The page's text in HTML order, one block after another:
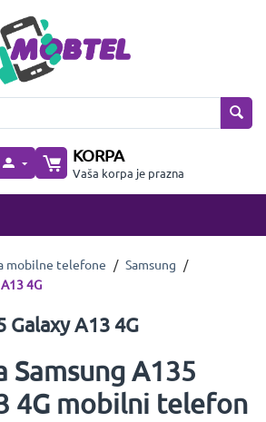
KORPA
Vaša korpa je prazna
mobilne telefone / Samsung /
4G
Galaxy A13 4G
Samsung A135
4G mobilni telefon